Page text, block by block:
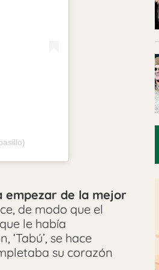
empezar de la mejor
de modo que el
le había
se hace
su corazón